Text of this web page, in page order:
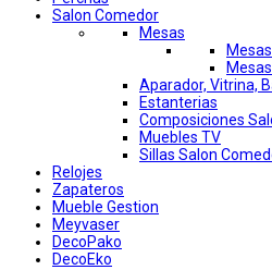
Salon Comedor
Mesas
Aparador, Vitrina,
Estanterias
Composiciones
Muebles TV
Sillas Salon
Relojes
Zapateros
Mueble Gestion
Meyvaser
DecoPako
DecoEko